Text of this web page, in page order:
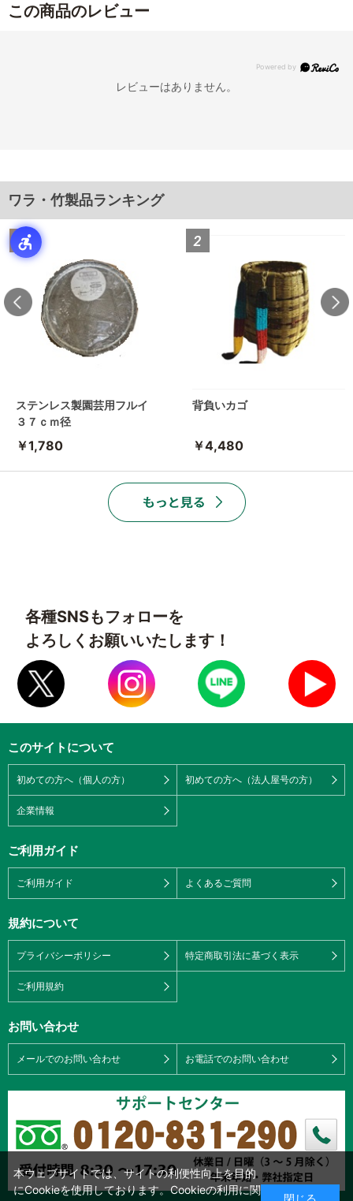
この商品のレビュー
レビューはありません。
ワラ・竹製品ランキング
ステンレス製園芸用フルイ
３７ｃｍ径
￥1,780
背負いカゴ
￥4,480
各種SNSもフォローを
よろしくお願いいたします！
このサイトについて
初めての方へ（個人の方） 初めての方へ（法人屋号の方）
企業情報
ご利用ガイド
ご利用ガイド よくあるご質問
規約について
プライバシーポリシー 特定商取引法に基づく表示
ご利用規約
お問い合わせ
メールでのお問い合わせ お電話でのお問い合わせ
本ウェブサイトでは、サイトの利便性向上を目的
にCookieを使用しております。Cookieの利用に関
閉じる